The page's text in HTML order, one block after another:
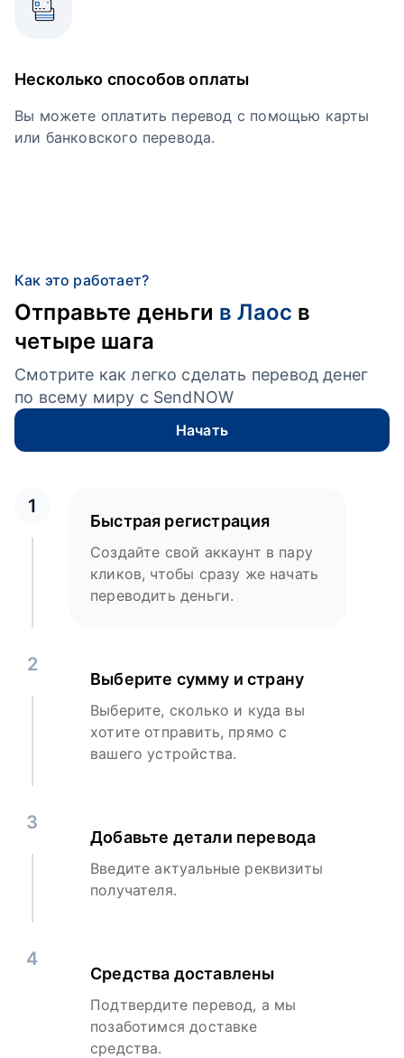
Несколько способов оплаты
Вы можете оплатить перевод с помощью карты
или банковского перевода.
Как это работает?
Отправьте деньги в Лаос в
четыре шага
Смотрите как легко сделать перевод денег
по всему миру с SendNOW
Начать
1
Быстрая регистрация
Создайте свой аккаунт в пару
кликов, чтобы сразу же начать
переводить деньги.
2
Выберите сумму и страну
Выберите, сколько и куда вы
хотите отправить, прямо с
вашего устройства.
3
Добавьте детали перевода
Введите актуальные реквизиты
получателя.
4
Средства доставлены
Подтвердите перевод, а мы
позаботимся доставке
средства.